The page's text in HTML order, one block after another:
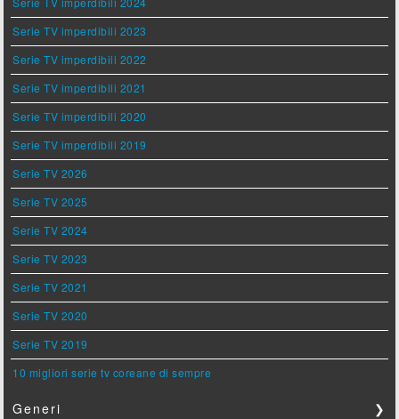
Serie TV imperdibili 2023
Serie TV imperdibili 2022
Serie TV imperdibili 2021
Serie TV imperdibili 2020
Serie TV imperdibili 2019
Serie TV 2026
Serie TV 2025
Serie TV 2024
Serie TV 2023
Serie TV 2021
Serie TV 2020
Serie TV 2019
10 migliori serie tv coreane di sempre
Generi ❯